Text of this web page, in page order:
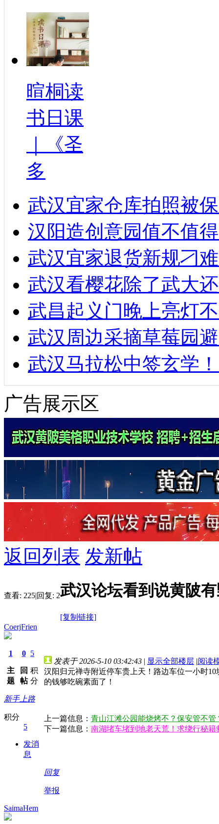
暄桐读
书日课
｜《圣
多
武汉宜家仓库拍照被
汉阳造创意园值不值
武汉宜家退货新规刁
武汉看樱花除了武大
武昌起义门晚上亮灯
武汉周边采摘草莓园
武汉马拉松中签玄学
广告展示区
返回列表 发新帖
查看: 225|回复: 2武汉论坛看到说黄陂
[复制链接]
CoerjFrien
1
主
题
0
回
帖
5
积
分
新手上路
积分
5
发消
息
发表于 2026-5-10 03:42:43 | 显示全部楼层 |阅读
汉阳归元禅寺附近停车贵上天！路边车位一小时
的钱够吃碗素面了！
上一篇信息： 青山江滩公园能烧烤不？保安管不管
下一篇信息： 南湖堵车堵到地老天荒！求绕行秘籍
回复
举报
SaimaHem